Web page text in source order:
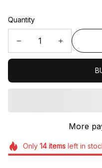
Quantity
More
Only 14itemsleft in